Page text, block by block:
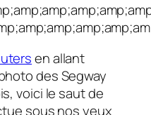
en allant
des Segway
voici le saut de
sous nos yeux